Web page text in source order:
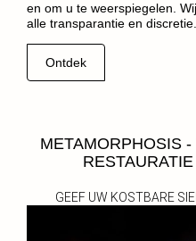
en om u te weerspiegelen.
alle transparantie en discretie.
Ontdek
METAMORPHOSIS
GEEF UW KOSTBARE